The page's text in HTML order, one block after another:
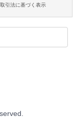
引法に基づく表示